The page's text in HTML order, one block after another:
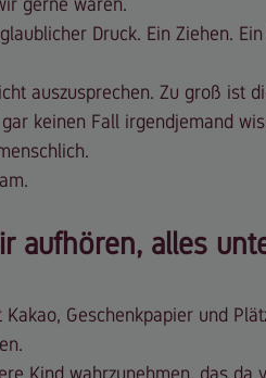
Druck. Ein Ziehen.
auszusprechen. Zu groß ist
keinen Fall irgendjemand
aufhören, alles
Geschenkpapier und
Kind wahrzunehmen, das da